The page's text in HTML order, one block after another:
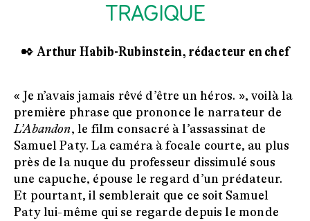
TRAGIQUE
✒ Arthur Habib-Rubinstein, rédacteur en chef
« Je n’avais jamais rêvé d’être un héros. », voilà la
première phrase que prononce le narrateur de
L’Abandon, le film consacré à l’assassinat de
Samuel Paty. La caméra à focale courte, au plus
près de la nuque du professeur dissimulé sous
une capuche, épouse le regard d’un prédateur.
Et pourtant, il semblerait que ce soit Samuel
Paty lui-même qui se regarde depuis le monde